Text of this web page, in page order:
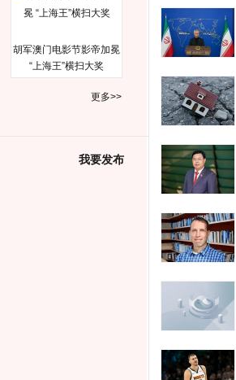
胡军澳门电影节影帝加冕
“上海王”横扫大奖
更多>>
我要发布